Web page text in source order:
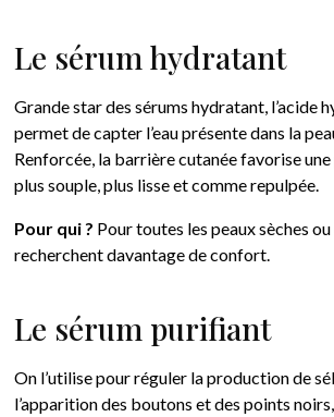
Le sérum hydratant
Grande star des sérums hydratant, l’acide
permet de capter l’eau présente dans la
Renforcée, la barrière cutanée favorise
plus souple, plus lisse et comme repulpée.
Pour qui ? Pour toutes les peaux sèches
recherchent davantage de confort.
Le sérum purifiant
On l’utilise pour réguler la production de
l’apparition des boutons et des points